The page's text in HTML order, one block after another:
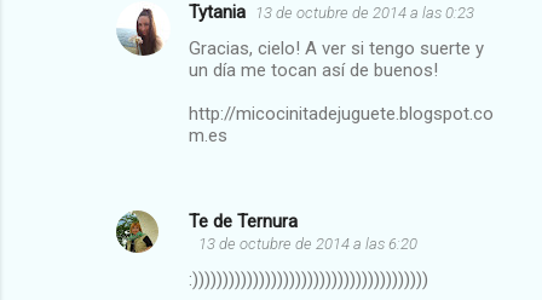
Tytania 13 de octubre de 2014 a las 0:23
Gracias, cielo! A ver si tengo suerte y
un día me tocan así de buenos!
http://micocinitadejuguete.blogspot.co
m.es
Te de Ternura
13 de octubre de 2014 a las 6:20
:)))))))))))))))))))))))))))))))))))))))